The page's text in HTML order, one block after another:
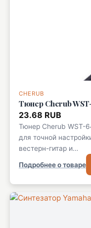
CHERUB
Тюнер Cherub
23.68 RUB
Тюнер Cherub WST-
для точной
вестерн-гитар и…
Подробнее о товаре